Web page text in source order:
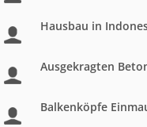
Hausbau in
Ausgekragten
Balkenköpfe